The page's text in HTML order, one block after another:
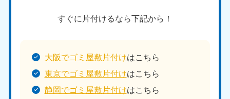
すぐに片付けるなら下記から！
大阪でゴミ屋敷片付けはこちら
東京でゴミ屋敷片付けはこちら
静岡でゴミ屋敷片付けはこちら